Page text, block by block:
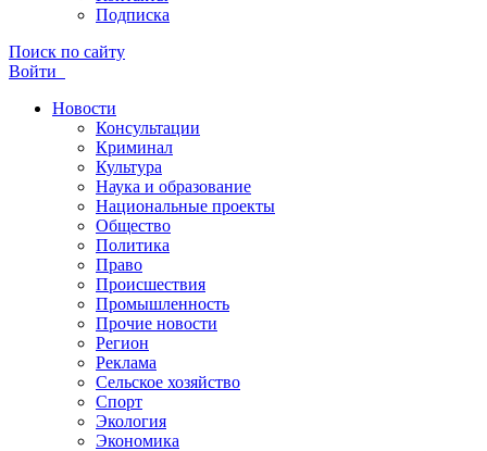
Подписка
Поиск по сайту
Войти
Новости
Консультации
Криминал
Культура
Наука и образование
Национальные проекты
Общество
Политика
Право
Происшествия
Промышленность
Прочие новости
Регион
Реклама
Сельское хозяйство
Спорт
Экология
Экономика